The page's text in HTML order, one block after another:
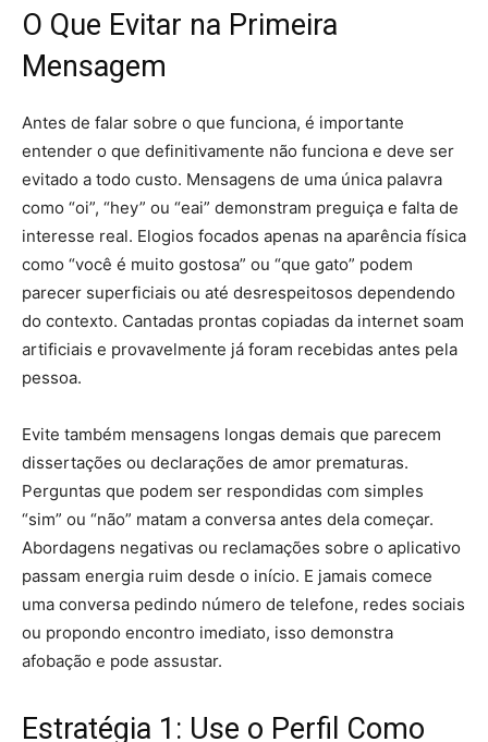
O Que Evitar na Primeira
Mensagem
Antes de falar sobre o que funciona, é importante
entender o que definitivamente não funciona e deve ser
evitado a todo custo. Mensagens de uma única palavra
como “oi”, “hey” ou “eai” demonstram preguiça e falta de
interesse real. Elogios focados apenas na aparência física
como “você é muito gostosa” ou “que gato” podem
parecer superficiais ou até desrespeitosos dependendo
do contexto. Cantadas prontas copiadas da internet soam
artificiais e provavelmente já foram recebidas antes pela
pessoa.
Evite também mensagens longas demais que parecem
dissertações ou declarações de amor prematuras.
Perguntas que podem ser respondidas com simples
“sim” ou “não” matam a conversa antes dela começar.
Abordagens negativas ou reclamações sobre o aplicativo
passam energia ruim desde o início. E jamais comece
uma conversa pedindo número de telefone, redes sociais
ou propondo encontro imediato, isso demonstra
afobação e pode assustar.
Estratégia 1: Use o Perfil Como